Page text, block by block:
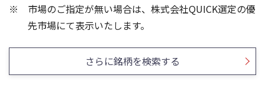
100
0
30
0
0
15
市場のご指定が無い場合は、株式会社QUICK選定の優
先市場にて表示いたします。
さらに銘柄を検索する